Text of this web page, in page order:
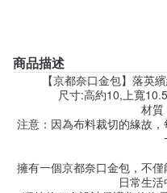
商品描述
【京都奈口金包】落英
尺寸:高約10,上寬
材質
注意：因為布料裁切的緣故
擁有一個京都奈口金包，不
日常生活